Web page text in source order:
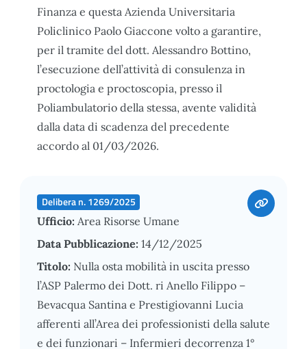
Finanza e questa Azienda Universitaria
Policlinico Paolo Giaccone volto a garantire,
per il tramite del dott. Alessandro Bottino,
l’esecuzione dell’attività di consulenza in
proctologia e proctoscopia, presso il
Poliambulatorio della stessa, avente validità
dalla data di scadenza del precedente
accordo al 01/03/2026.
Delibera n. 1269/2025
Ufficio: Area Risorse Umane
Data Pubblicazione: 14/12/2025
Titolo: Nulla osta mobilità in uscita presso
l’ASP Palermo dei Dott. ri Anello Filippo –
Bevacqua Santina e Prestigiovanni Lucia
afferenti all’Area dei professionisti della salute
e dei funzionari – Infermieri decorrenza 1°